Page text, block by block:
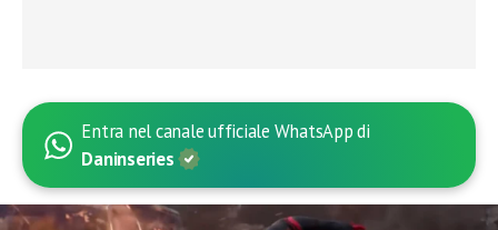
Entra nel canale ufficiale WhatsApp di
Daninseries